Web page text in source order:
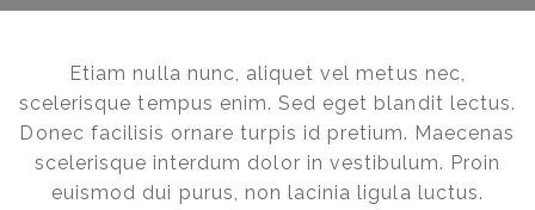
Etiam nulla nunc, aliquet vel metus nec,
scelerisque tempus enim. Sed eget blandit lectus.
Donec facilisis ornare turpis id pretium. Maecenas
scelerisque interdum dolor in vestibulum. Proin
euismod dui purus, non lacinia ligula luctus.